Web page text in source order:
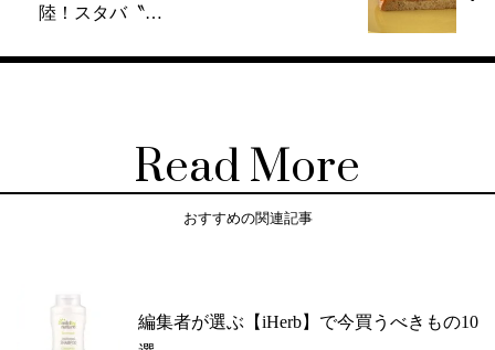
陸！スタバ〝…
Read More
おすすめの関連記事
編集者が選ぶ【iHerb】で今買うべきもの10